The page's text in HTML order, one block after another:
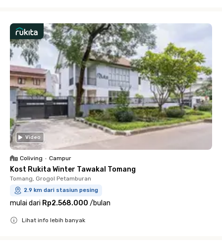
Video
Coliving • Campur
Kost Rukita Winter Tawakal Tomang
Tomang, Grogol Petamburan
2.9 km dari stasiun pesing
mulai dari Rp2.568.000 /bulan
Lihat info lebih banyak